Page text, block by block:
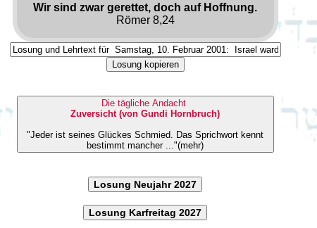
Wir sind zwar gerettet, doch auf Hoffnung.
Römer 8,24
Losung kopieren
Die tägliche Andacht
Zuversicht (von Gundi Hornbruch)
"Jeder ist seines Glückes Schmied. Das Sprichwort kennt
bestimmt mancher ..."(mehr)
Losung Neujahr 2027
Losung Karfreitag 2027